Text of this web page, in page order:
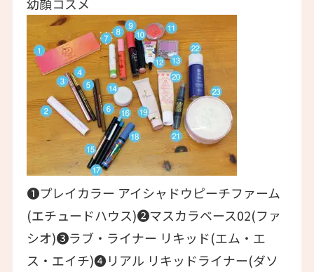
❶プレイカラー アイシャドウピーチファーム
(エチュードハウス)❷マスカラベース02(ファ
シオ)❸ラブ・ライナー リキッド(エム・エ
ス・エイチ)❹リアル リキッドライナー(ダソ